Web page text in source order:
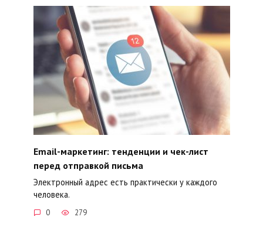
Email-маркетинг: тенденции и чек-лист
перед отправкой письма
Электронный адрес есть практически у каждого
человека.
0 279